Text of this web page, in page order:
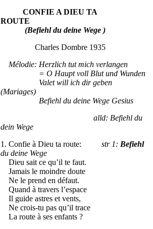
CONFIE A DIEU TA
ROUTE
(Befiehl du deine Wege )
Charles Dombre 1935
Mélodie: Herzlich tut mich verlangen
= O Haupt voll Blut und Wunden
Valet will ich dir geben
(Mariages)
Befiehl du deine Wege Gesius
alld: Befiehl du
dein Wege
1. Confie à Dieu ta route:str 1: Befiehl
du deine Wege
Dieu sait ce qu’il te faut.
Jamais le moindre doute
Ne le prend en défaut.
Quand à travers l’espace
Il guide astres et vents,
Ne crois-tu pas qu’il trace
La route à ses enfants ?